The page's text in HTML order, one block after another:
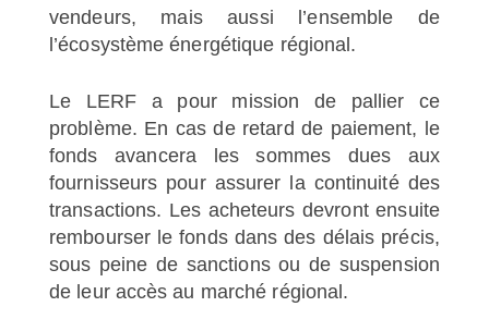
vendeurs, mais aussi l’ensemble de
l’écosystème énergétique régional.
Le LERF a pour mission de pallier ce
problème. En cas de retard de paiement, le
fonds avancera les sommes dues aux
fournisseurs pour assurer la continuité des
transactions. Les acheteurs devront ensuite
rembourser le fonds dans des délais précis,
sous peine de sanctions ou de suspension
de leur accès au marché régional.